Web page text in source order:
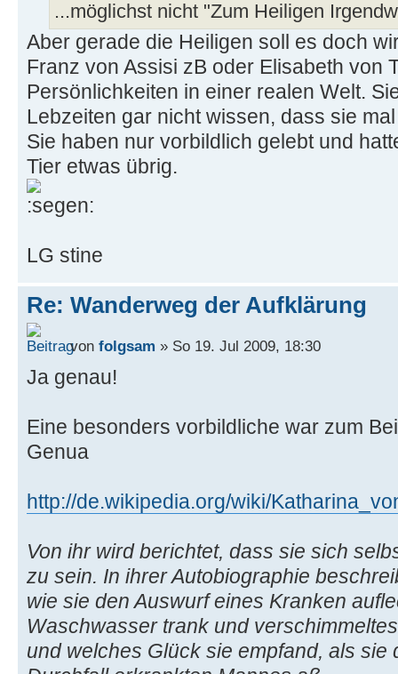
...möglichst nicht "Zum Heiligen
Aber gerade die Heiligen soll es doch
Franz von Assisi zB oder Elisabeth von
Persönlichkeiten in einer realen Welt.
Lebzeiten gar nicht wissen, dass sie
Sie haben nur vorbildlich gelebt und
Tier etwas übrig.
LG stine
Re: Wanderweg der Aufklärung
von folgsam » So 19. Jul 2009, 18:30
Ja genau!
Eine besonders vorbildliche war zum
Genua
http://de.wikipedia.org/wiki/
Von ihr wird berichtet, dass sie sich
zu sein. In ihrer Autobiographie
wie sie den Auswurf eines Kranken
Waschwasser trank und
und welches Glück sie empfand, als sie